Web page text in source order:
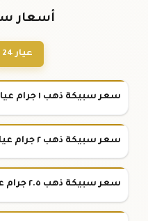
أسعار
عيار 24
سعر سبيكة ذهب ١ جرام عيار ٢٤
سعر سبيكة ذهب ٢ جرام عيار ٢٤
سعر سبيكة ذهب ٢.٥ جرام عيار ٢٤